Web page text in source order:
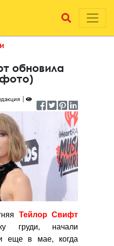
обновила
Тейлор Свифт
груди, начали
еще в мае, когда